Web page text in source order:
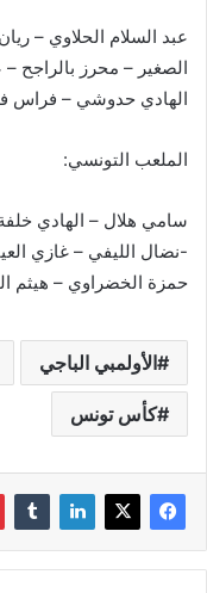
عبد السلام الحلاوي –
الصغير – محرز
الهادي حدوشي – فراس
الملعب التونسي:
سامي هلال – الهادي
-نضال الليفي – غازي
حمزة الخضراوي – هيثم
الأولمبي الباجي
كأس تونس